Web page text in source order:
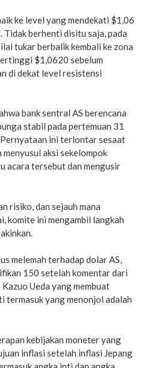
ke level yang mendekati $1,06
berhenti disitu saja, pada
tukar berbalik kembali ke zona
$1,0620 sebelum
di dekat level resistensi
bank sentral AS berencana
stabil pada pertemuan 31
ini terlontar sesaat
aksi sekelompok
acara tersebut dan mengusir
risiko, dan sejauh mana
komite ini mengambil langkah
melemah terhadap dolar AS,
150 setelah komentar dari
Ueda yang membuat
termasuk yang menonjol adalah
kebijakan moneter yang
inflasi setelah inflasi Jepang